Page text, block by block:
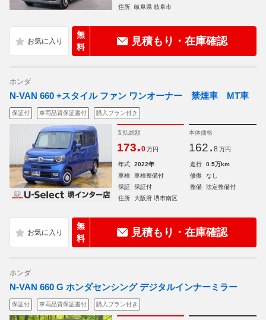
住所
岐阜県 岐阜市
無
料
見積もり・在庫確認
ホンダ
N-VAN 660 +スタイル ファン ワンオーナー 禁煙車 MT車
保証付 車両品質保証書付 購入プラン付き
支払総額
173.0 万円
本体価格
162. 8 万円
年式 2022年 走行
0.5万km
車検
車検整備付 修復
なし
保証
保証付 整備
法定整備付
住所
大阪府 堺市南区
無
料
見積もり・在庫確認
ホンダ
N-VAN 660 G ホンダセンシング デジタルインナーミラー
保証付 車両品質保証書付 購入プラン付き